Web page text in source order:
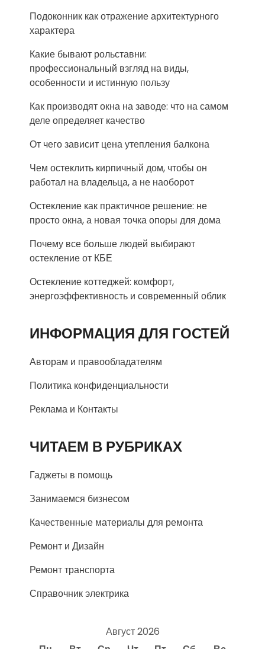
Подоконник как отражение архитектурного
характера
Какие бывают рольставни:
профессиональный взгляд на виды,
особенности и истинную пользу
Как производят окна на заводе: что на самом
деле определяет качество
От чего зависит цена утепления балкона
Чем остеклить кирпичный дом, чтобы он
работал на владельца, а не наоборот
Остекление как практичное решение: не
просто окна, а новая точка опоры для дома
Почему все больше людей выбирают
остекление от КБЕ
Остекление коттеджей: комфорт,
энергоэффективность и современный облик
ИНФОРМАЦИЯ ДЛЯ ГОСТЕЙ
Авторам и правообладателям
Политика конфиденциальности
Реклама и Контакты
ЧИТАЕМ В РУБРИКАХ
Гаджеты в помощь
Занимаемся бизнесом
Качественные материалы для ремонта
Ремонт и Дизайн
Ремонт транспорта
Справочник электрика
Август 2026